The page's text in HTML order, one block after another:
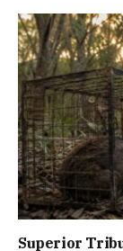
Superior